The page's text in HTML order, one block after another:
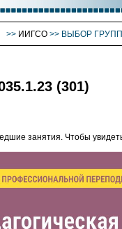
>> ИИГСО>> ВЫБОР
(301)
занятия. Чтобы